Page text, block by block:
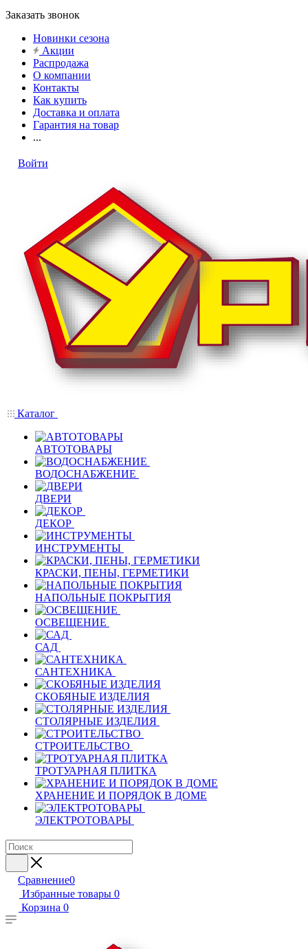
Заказать звонок
Новинки сезона
Акции
Распродажа
О компании
Контакты
Как купить
Доставка и оплата
Гарантия на товар
...
Войти
Каталог
АВТОТОВАРЫ
ВОДОСНАБЖЕНИЕ
ДВЕРИ
ДЕКОР
ИНСТРУМЕНТЫ
КРАСКИ, ПЕНЫ, ГЕРМЕТИКИ
НАПОЛЬНЫЕ ПОКРЫТИЯ
ОСВЕЩЕНИЕ
САД
САНТЕХНИКА
СКОБЯНЫЕ ИЗДЕЛИЯ
СТОЛЯРНЫЕ ИЗДЕЛИЯ
СТРОИТЕЛЬСТВО
ТРОТУАРНАЯ ПЛИТКА
ХРАНЕНИЕ И ПОРЯДОК В ДОМЕ
ЭЛЕКТРОТОВАРЫ
Сравнение0
Избранные товары 0
Корзина 0